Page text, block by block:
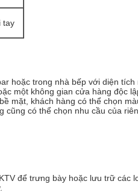
tay
hoặc trong nhà bếp với diện
một không gian cửa hàng độc
mặt, khách hàng có thể chọn
có thể chọn nhu cầu của
để trưng bày hoặc lưu trữ các